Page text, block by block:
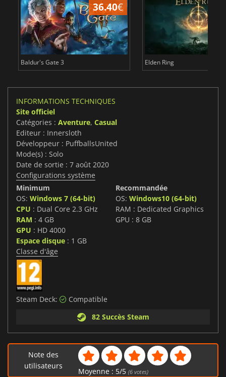
36.40€
Baldur's Gate 3 Elden Ring
INFORMATIONS TECHNIQUES
Site officiel
Catégories : Aventure, Casual
Editeur : Innersloth
Développeur : PuffballsUnited
Mode(s) : Solo
Date de sortie : 7 août 2020
Configurations système
Minimum
OS: Windows 7 (64-bit)
CPU : Dual Core 2.3 GHz
RAM : 4 GB
GPU : HD 4000
Espace disque : 1 GB
Recommandée
OS: Windows10 (64-bit)
RAM : Dedicated Graphics
GPU : 8 GB
Classe d'âge
Steam Deck:
Compatible
82 Succès Steam
Note des
utilisateurs
Moyenne : 5/5 (6votes)